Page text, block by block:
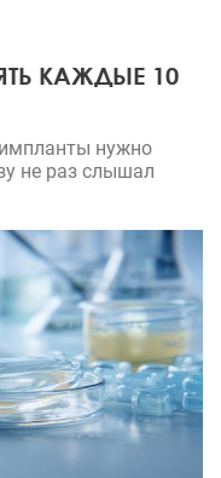
КАЖДЫЕ 10
нужно
не раз слышал